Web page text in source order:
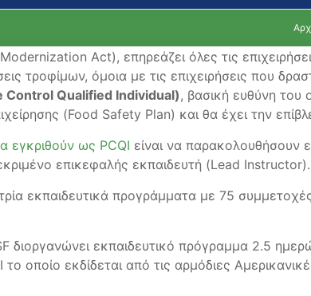
Act), επηρεάζει όλες τις
τροφίμων, όμοια με τις επιχειρήσεις που
Control Qualified Individual), βασική ευθύνη του
(Food Safety Plan) και θα έχει την
εγκριθούν ως PCQI είναι να παρακολουθήσουν
επικεφαλής εκπαιδευτή (Lead Instructor).
εκπαιδευτικά προγράμματα με 75
διοργανώνει εκπαιδευτικό πρόγραμμα 2.5
οποίο εκδίδεται από τις αρμόδιες